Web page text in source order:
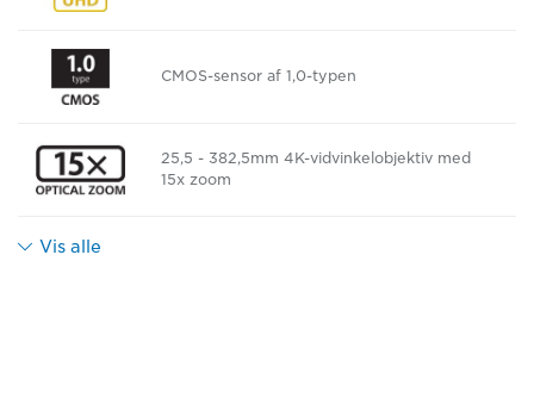
CMOS-sensor af 1,0-typen
25,5 - 382,5mm 4K-vidvinkelobjektiv med
15x zoom
Vis alle